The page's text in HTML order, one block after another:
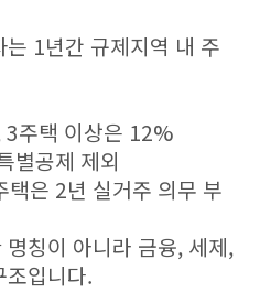
1년간 규제지역 내 주
3주택 이상은 12%
별공제 제외
택은 2년 실거주 의무 부
칭이 아니라 금융, 세제,
조입니다.